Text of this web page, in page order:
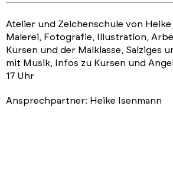
Atelier und Zeichenschule von Heike
Malerei, Fotografie, Illustration,
Kursen und der Malklasse, Salziges
mit Musik, Infos zu Kursen und
17 Uhr
Ansprechpartner: Heike Isenmann